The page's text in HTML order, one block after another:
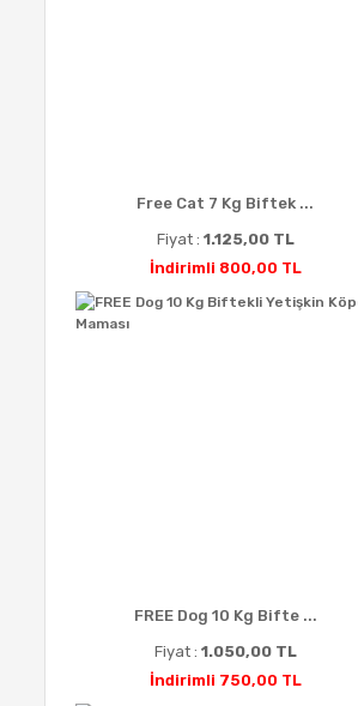
Free Cat 7 Kg Biftek ...
Fiyat : 1.125,00 TL
İndirimli 800,00 TL
FREE Dog 10 Kg Bifte ...
Fiyat : 1.050,00 TL
İndirimli 750,00 TL